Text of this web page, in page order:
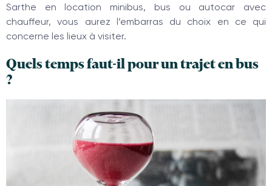
Sarthe en location minibus, bus ou autocar avec
chauffeur, vous aurez l’embarras du choix en ce qui
concerne les lieux à visiter.
Quels temps faut-il pour un trajet en bus
?